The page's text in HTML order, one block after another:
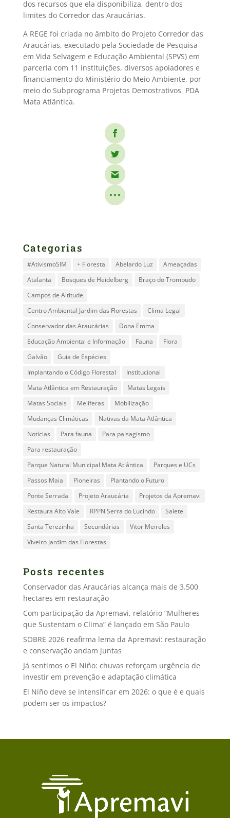
dos recursos que ela disponibiliza, dentro dos
limites do Corredor das Araucárias.
A REGE foi criada no âmbito do Projeto Corredor das
Araucárias, executado pela Sociedade de Pesquisa
em Vida Selvagem e Educação Ambiental (SPVS) em
parceria com 11 instituições, diversos apoiadores e
financiamento do Ministério do Meio Ambiente, por
meio do Subprograma Projetos Demostrativos  PDA
Mata Atlântica.
Categorias
#AtivismoSIM + Floresta Abelardo Luz
Ameaçadas
Atalanta
Bosques de Heidelberg
Braço do Trombudo
Campos de Altitude
Centro Ambiental Jardim das Florestas
Clima Legal
Conservador das Araucárias
Dona Emma
Educação Ambiental e Informação
Fauna
Flora
Galvão
Guia de Espécies
Implantando o Código Florestal
Institucional
Mata Atlântica em Restauração
Matas Legais
Matas Sociais
Melíferas
Mobilização
Mudanças Climáticas
Nativas da Mata Atlântica
Notícias
Para fauna
Para paisagismo
Para restauração
Parque Natural Municipal Mata Atlântica
Parques e UCs
Passos Maia
Pioneiras
Plantando o Futuro
Ponte Serrada
Projeto Araucária
Projetos da Apremavi
Restaura Alto Vale
RPPN Serra do Lucindo
Salete
Santa Terezinha
Secundárias
Vitor Meireles
Viveiro Jardim das Florestas
Posts recentes
Conservador das Araucárias alcança mais de 3.500
hectares em restauração
Com participação da Apremavi, relatório “Mulheres
que Sustentam o Clima” é lançado em São Paulo
SOBRE 2026 reafirma lema da Apremavi: restauração
e conservação andam juntas
Já sentimos o El Niño: chuvas reforçam urgência de
investir em prevenção e adaptação climática
El Niño deve se intensificar em 2026: o que é e quais
podem ser os impactos?